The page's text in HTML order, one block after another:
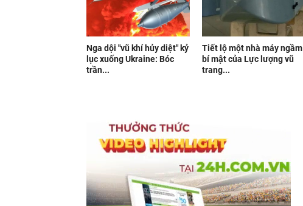
Nga dội "vũ khí hủy diệt" kỷ
lục xuống Ukraine: Bóc
trần...
Tiết lộ một nhà máy ngầm
bí mật của Lực lượng vũ
trang...